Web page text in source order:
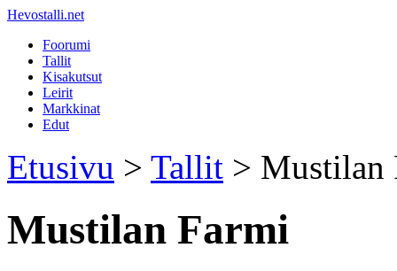
Hevostalli.net
Foorumi
Tallit
Kisakutsut
Leirit
Markkinat
Edut
Etusivu > Tallit > Mustilan
Mustilan Farmi